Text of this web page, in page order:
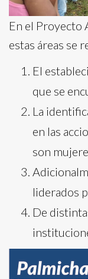
En el Proyecto
estas áreas se
El
que se
La
en las
son
liderados
De